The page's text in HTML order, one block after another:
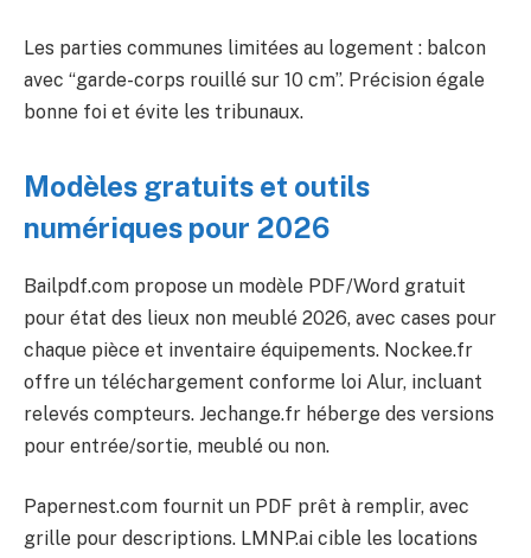
Les parties communes limitées au logement : balcon
avec “garde-corps rouillé sur 10 cm”. Précision égale
bonne foi et évite les tribunaux.
Modèles gratuits et outils
numériques pour 2026
Bailpdf.com propose un modèle PDF/Word gratuit
pour état des lieux non meublé 2026, avec cases pour
chaque pièce et inventaire équipements. Nockee.fr
offre un téléchargement conforme loi Alur, incluant
relevés compteurs. Jechange.fr héberge des versions
pour entrée/sortie, meublé ou non.
Papernest.com fournit un PDF prêt à remplir, avec
grille pour descriptions. LMNP.ai cible les locations